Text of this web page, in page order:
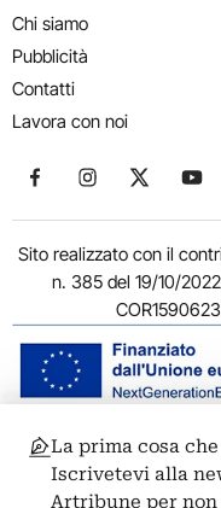
Chi siamo
Pubblicità
Contatti
Lavora con noi
Seguici su Facebook
Seguici su
Seguici
Sito realizzato con il
n. 385 del 19/10/
© 2011-2026
00186 Roma - P.I.
La prima cosa
Iscrivetevi alla
Artribune per